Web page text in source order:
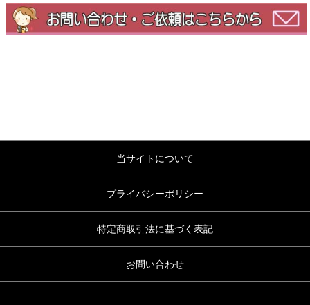
当サイトについて
プライバシーポリシー
特定商取引法に基づく表記
お問い合わせ